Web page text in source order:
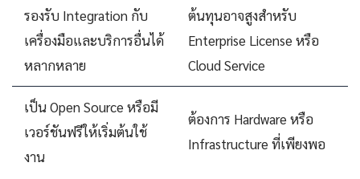
รองรับ Integration กับ
เครื่องมือและบริการอื่นได้
หลากหลาย
ต้นทุนอาจสูงสำหรับ
Enterprise License หรือ
Cloud Service
เป็น Open Source หรือมี
เวอร์ชันฟรีให้เริ่มต้นใช้
งาน
ต้องการ Hardware หรือ
Infrastructure ที่เพียงพอ